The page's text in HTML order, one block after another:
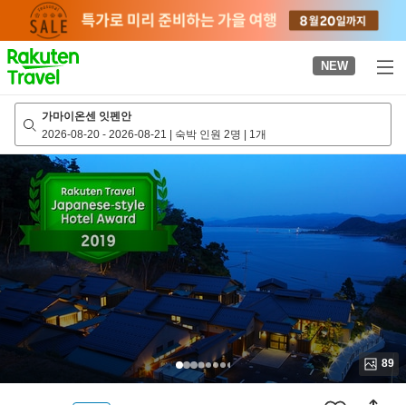
page
NEW
가마이온센 잇펜안
2026-08-20 - 2026-08-21 | 숙박 인원 2명 | 1개
89